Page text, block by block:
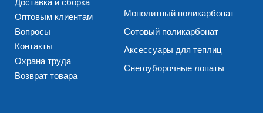
© 2010 – 2026, Все права защищены
Оферта
Политика обработки персональных данных
Согласие на обработку персональных данных